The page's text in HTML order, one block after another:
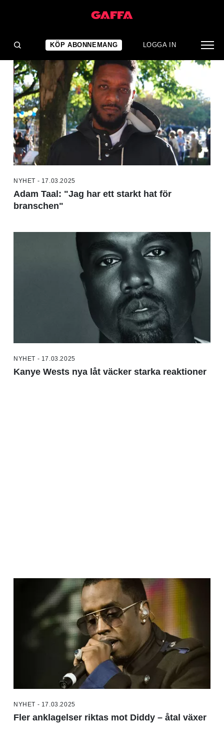
KÖP ABONNEMANG LOGGA IN
NYHET - 17.03.2025
Adam Taal: "Jag har ett starkt hat för
branschen"
NYHET - 17.03.2025
Kanye Wests nya låt väcker starka reaktioner
NYHET - 17.03.2025
Fler anklagelser riktas mot Diddy – åtal växer